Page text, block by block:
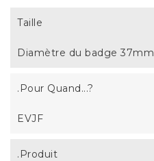
Taille
Diamètre du badge 37mm
.Pour Quand...?
EVJF
.Produit